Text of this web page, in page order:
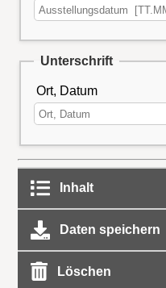
Unterschrift
Ort, Datum
Inhalt
Daten speichern
Löschen